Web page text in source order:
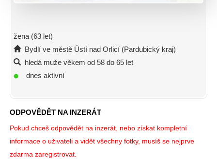
žena (63 let)
Bydlí ve městě Ústí nad Orlicí (Pardubický kraj)
hledá muže věkem od 58 do 65 let
dnes aktivní
ODPOVĚDĚT NA INZERÁT
Pokud chceš odpovědět na inzerát, nebo získat kompletní
informace o uživateli a vidět všechny fotky, musíš se nejprve
zdarma zaregistrovat.